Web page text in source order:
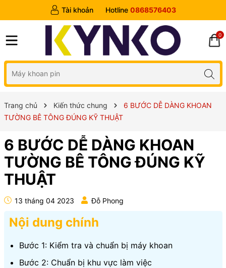
Tài khoản Hotline 0868576403
0
Trang chủ Kiến thức chung
6 BƯỚC DỄ DÀNG KHOAN
TƯỜNG BÊ TÔNG ĐÚNG KỸ THUẬT
6 BƯỚC DỄ DÀNG KHOAN
TƯỜNG BÊ TÔNG ĐÚNG KỸ
THUẬT
13 tháng 04 2023 Đỗ Phong
Nội dung chính
Bước 1: Kiểm tra và chuẩn bị máy khoan
Bước 2: Chuẩn bị khu vực làm việc